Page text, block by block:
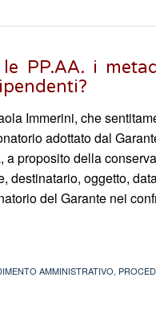
PP.AA. i
Immerini, che
adottato dal
proposito della
destinatario, oggetto,
del Garante nei
AMMINISTRATIVO,